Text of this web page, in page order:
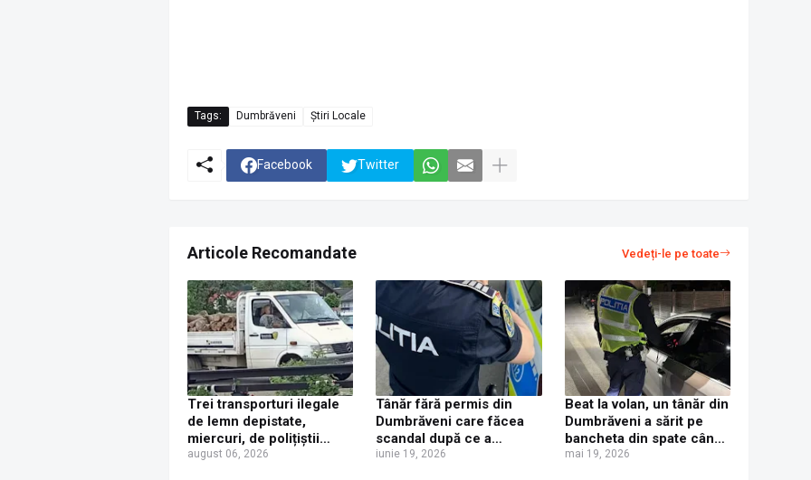
Tags: Dumbrăveni Știri Locale
Facebook Twitter
Articole Recomandate Vedeți-le pe toate
Trei transporturi ilegale
de lemn depistate,
miercuri, de polițiștii
suceveni
august 06, 2026
Tânăr fără permis din
Dumbrăveni care făcea
scandal după ce a
provocat un accident,
iunie 19, 2026
Beat la volan, un tânăr din
Dumbrăveni a sărit pe
bancheta din spate când
a fost oprit de polițiști,
mai 19, 2026